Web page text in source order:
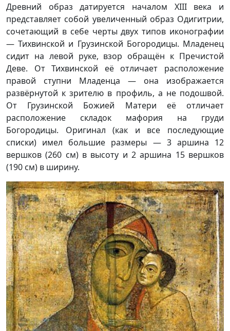
Древний образ датируется началом XIII века и
представляет собой увеличенный образ Одигитрии,
сочетающий в себе черты двух типов иконографии
— Тихвинской и Грузинской Богородицы. Младенец
сидит на левой руке, взор обращён к Пречистой
Деве. От Тихвинской её отличает расположение
правой ступни Младенца — она изображается
развёрнутой к зрителю в профиль, а не подошвой.
От Грузинской Божией Матери её отличает
расположение складок мафория на груди
Богородицы. Оригинал (как и все последующие
списки) имел большие размеры — 3 аршина 12
вершков (260 см) в высоту и 2 аршина 15 вершков
(190 см) в ширину.